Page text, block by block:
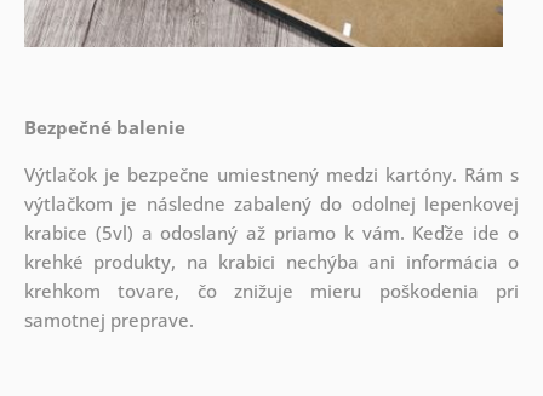
Bezpečné balenie
Výtlačok je bezpečne umiestnený medzi kartóny. Rám s
výtlačkom je následne zabalený do odolnej lepenkovej
krabice (5vl) a odoslaný až priamo k vám. Keďže ide o
krehké produkty, na krabici nechýba ani informácia o
krehkom tovare, čo znižuje mieru poškodenia pri
samotnej preprave.